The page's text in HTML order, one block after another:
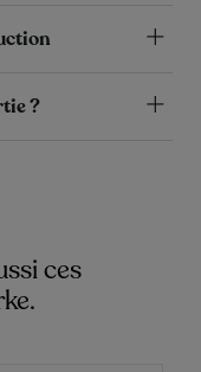
?
ces